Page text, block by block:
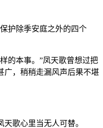
护除季安庭之外的四个
的本事。”凤天歌曾想过把
广，稍稍走漏风声后果不堪
歌心里当无人可替。